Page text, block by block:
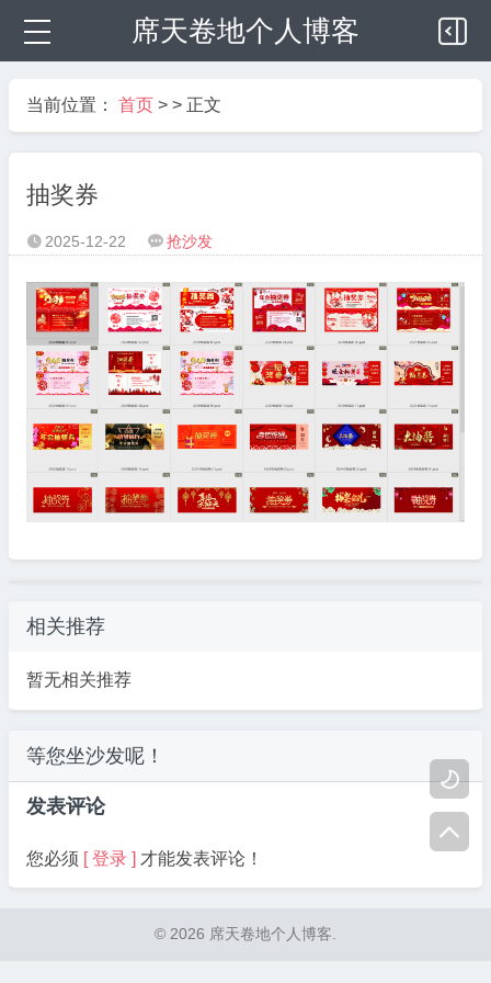
席天卷地个人博客


当前位置： 首页 > > 正文
抽奖券
 2025-12-22  抢沙发
相关推荐
暂无相关推荐
等您坐沙发呢！
发表评论
您必须 [ 登录 ] 才能发表评论！
© 2026 席天卷地个人博客.